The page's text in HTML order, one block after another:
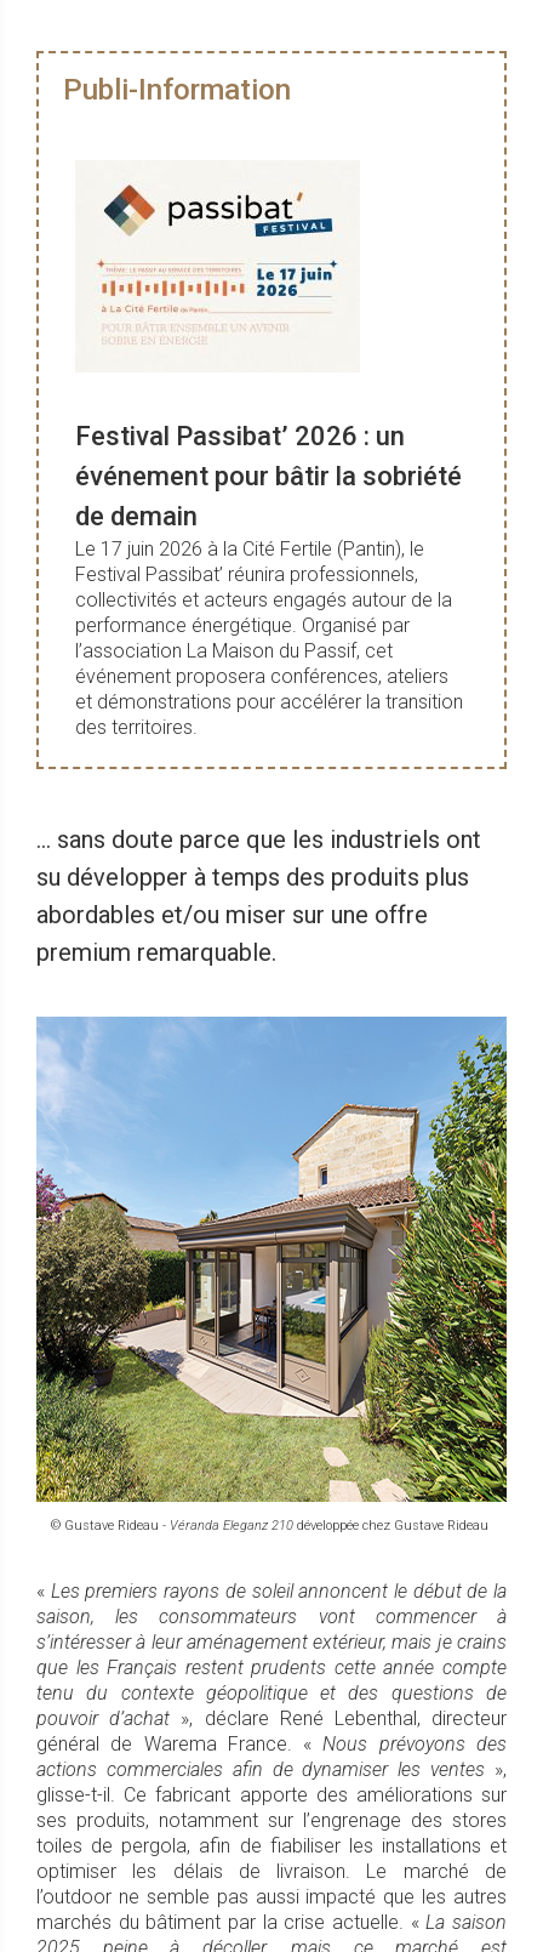
Publi-Information
Festival Passibat’ 2026 : un
événement pour bâtir la sobriété
de demain
Le 17 juin 2026 à la Cité Fertile (Pantin), le
Festival Passibat’ réunira professionnels,
collectivités et acteurs engagés autour de la
performance énergétique. Organisé par
l’association La Maison du Passif, cet
événement proposera conférences, ateliers
et démonstrations pour accélérer la transition
des territoires.
... sans doute parce que les industriels ont
su développer à temps des produits plus
abordables et/ou miser sur une offre
premium remarquable.
© Gustave Rideau - Véranda Eleganz 210 développée chez Gustave Rideau
« Les premiers rayons de soleil annoncent le début de la
saison, les consommateurs vont commencer à
s’intéresser à leur aménagement extérieur, mais je crains
que les Français restent prudents cette année compte
tenu du contexte géopolitique et des questions de
pouvoir d’achat », déclare René Lebenthal, directeur
général de Warema France. «Nous prévoyons des
actions commerciales afin de dynamiser les ventes »,
glisse-t-il. Ce fabricant apporte des améliorations sur
ses produits, notamment sur l’engrenage des stores
toiles de pergola, afin de fiabiliser les installations et
optimiser les délais de livraison. Le marché de
l’outdoor ne semble pas aussi impacté que les autres
marchés du bâtiment par la crise actuelle. «La saison